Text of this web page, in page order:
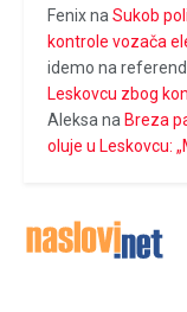
Fenixna Sukob
kontrole vozača
idemo na
Leskovcu zbog
Aleksa na Breza
oluje u Leskovcu: